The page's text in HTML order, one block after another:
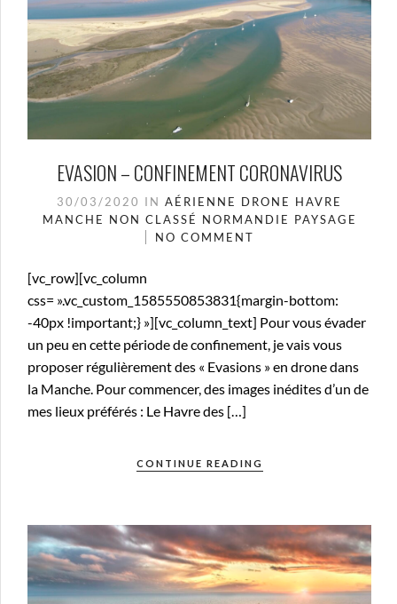
EVASION – CONFINEMENT CORONAVIRUS
30/03/2020 IN AÉRIENNE DRONE HAVRE
MANCHE NON CLASSÉ NORMANDIE PAYSAGE
NO COMMENT
[vc_row][vc_column
css= ».vc_custom_1585550853831{margin-bottom:
-40px !important;} »][vc_column_text] Pour vous évader
un peu en cette période de confinement, je vais vous
proposer régulièrement des « Evasions » en drone dans
la Manche. Pour commencer, des images inédites d’un de
mes lieux préférés : Le Havre des […]
CONTINUE READING